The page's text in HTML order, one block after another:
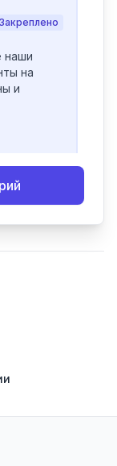
Закреплено
наши
на
и
— буду
в